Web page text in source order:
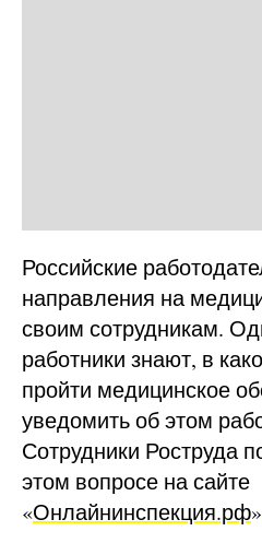
Российские
направления на
своим сотрудникам.
работники знают, в
пройти медицинское
уведомить об этом
Сотрудники Роструда
этом вопросе на сайте
«Онлайнинспекция.рф